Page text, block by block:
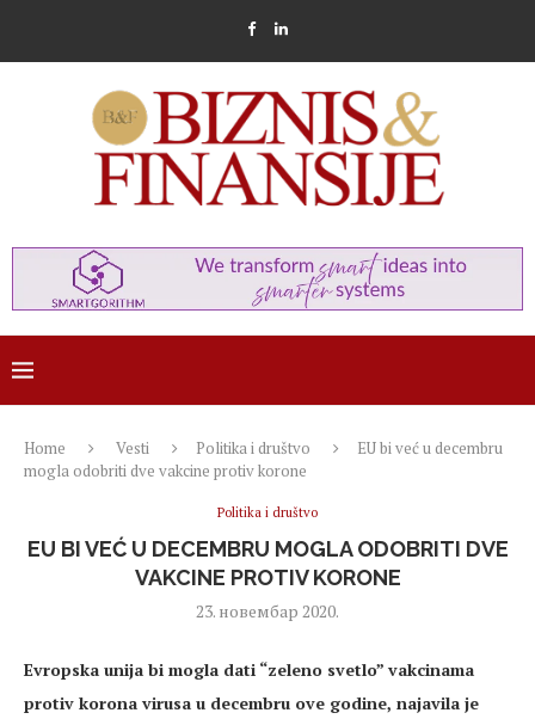
Home Vesti Politika i društvo
EU bi već u decembru
mogla odobriti dve vakcine protiv korone
Politika i društvo
EU BI VEĆ U DECEMBRU MOGLA ODOBRITI DVE
VAKCINE PROTIV KORONE
23. новембар 2020.
Evropska unija bi mogla dati “zeleno svetlo” vakcinama
protiv korona virusa u decembru ove godine, najavila je